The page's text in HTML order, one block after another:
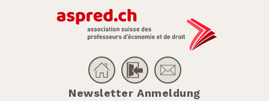
Newsletter Anmeldung